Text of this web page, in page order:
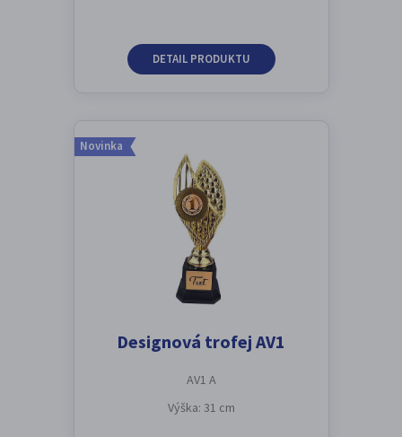
DETAIL PRODUKTU
Novinka
Designová trofej AV1
AV1 A
Výška: 31 cm